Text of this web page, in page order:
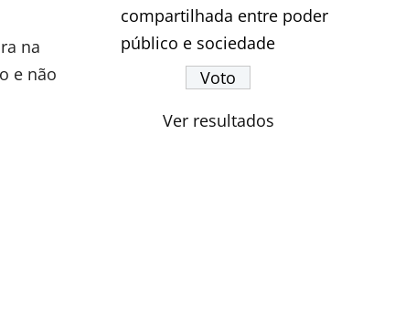
na
e não
compartilhada entre poder
público e sociedade
Ver resultados